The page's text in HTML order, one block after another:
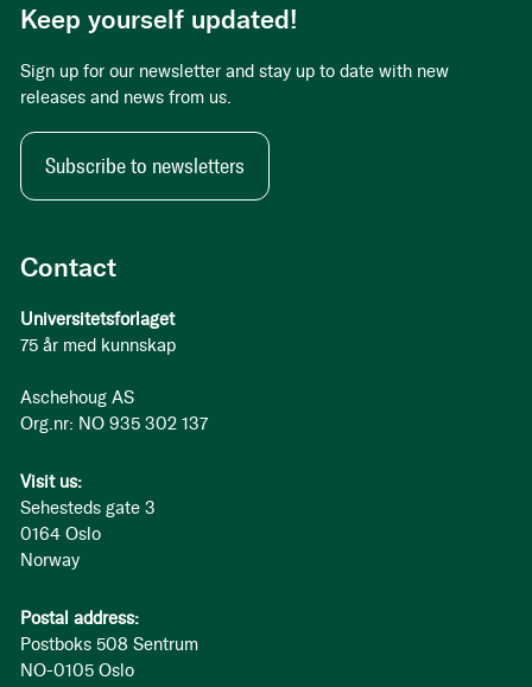
Contact
Universitetsforlaget
75 år med kunnskap
Aschehoug AS
Org.nr: NO 935 302 137
Visit us:
Sehesteds gate 3
0164 Oslo
Norway
Postal address:
Postboks 508 Sentrum
NO-0105 Oslo
Keep yourself updated!
Sign up for our newsletter and stay up to date with new
releases and news from us.
Subscribe to newsletters